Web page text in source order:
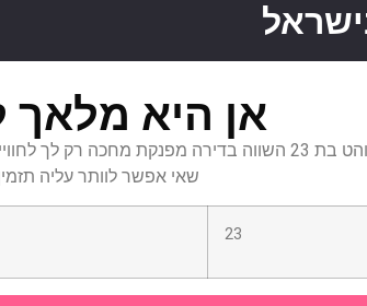
אן היא מלאך
אן היא מלאך לוהט בת 23 השווה בדירה מפנקת מחכה רק לך
שאי אפשר לוותר עליה
23